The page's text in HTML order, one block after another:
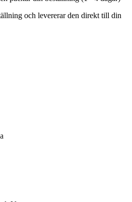
och levererar den direkt till din